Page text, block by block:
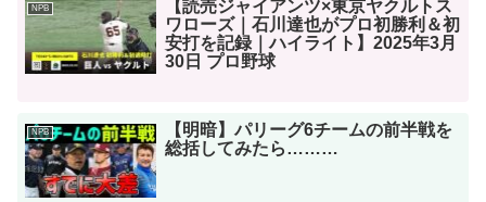
NPB
【読売ジャイアンツ×東京ヤクルトス
ワローズ｜石川達也がプロ初勝利＆初
安打を記録｜ハイライト】2025年3月
30日 プロ野球
NPB
【明暗】パリーグ6チームの前半戦を
総括してみたら………